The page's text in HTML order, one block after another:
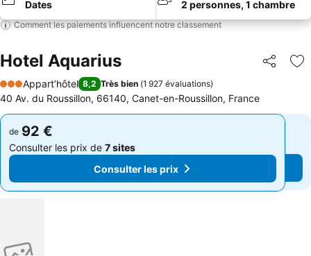
Dates 2 personnes, 1 chambre
Comment les paiements influencent notre classement
Hotel Aquarius Partager
3 Étoiles
Appart’hôtel 8,2 Très bien (1 927 évaluations)
40 Av. du Roussillon, 66140, Canet-en-Roussillon, France
de 92 €
Consulter les prix de 7 sites
Consulter les prix
de 92 €
Consulter les prix de 7 sites
Consulter les prix